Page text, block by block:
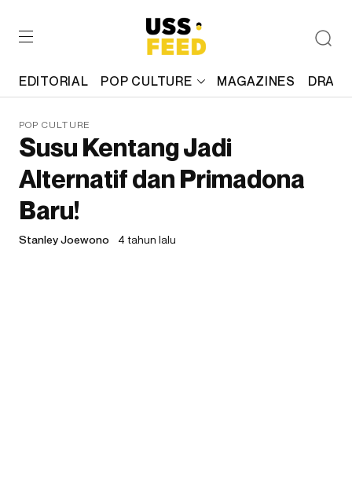
EDITORIAL POP CULTURE MAGAZINES
POP CULTURE
Susu Kentang Jadi
Alternatif dan Primadona
Baru!
Stanley Joewono 4 tahun lalu